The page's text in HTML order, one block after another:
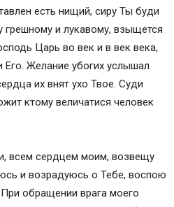
есть нищий, сиру Ты буди
и лукавому, взыщется
Царь во век и в век века,
Его. Желание убогих услышал
их внят ухо Твое. Суди
ктому величатися человек
всем сердцем моим, возвещу
и возрадуюсь о Тебе, воспою
обращении врага моего